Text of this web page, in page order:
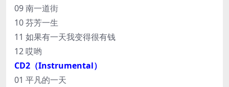
09 南一道街
10 芬芳一生
11 如果有一天我变得很有钱
12 哎哟
CD2（Instrumental）
01 平凡的一天